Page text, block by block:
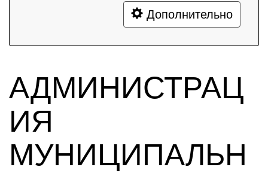
Дополнительно
АДМИНИСТРАЦ
ИЯ
МУНИЦИПАЛЬН